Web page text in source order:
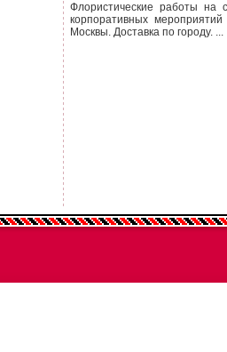
Флористические работы на
корпоративных
Москвы. Доставка по городу. ...